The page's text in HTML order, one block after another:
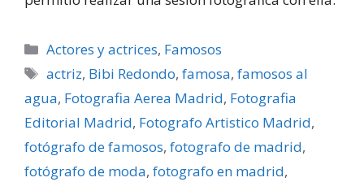
Categorías
Actores y actrices, Famosos
Etiquetas
actriz, Bibi Redondo,famosa,famosos al
agua, Fotografia Aerea Madrid, Fotografia
Editorial Madrid, Fotografo Artistico Madrid,
fotógrafo de famosos, fotografo de madrid,
fotógrafo de moda, fotografo en madrid,